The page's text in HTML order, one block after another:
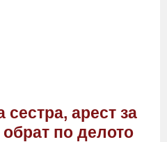
сестра, арест за
по делото